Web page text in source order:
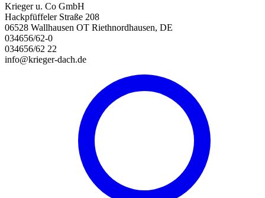
Krieger u. Co GmbH
Hackpfüffeler Straße 208
06528 Wallhausen OT Riethnordhausen, DE
034656/62-0
034656/62 22
info@krieger-dach.de